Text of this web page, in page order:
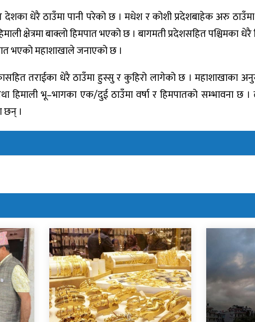
देशका धेरै ठाउँमा पानी परेको छ । मधेश र कोशी प्रदेशबाहेक अरु ठाउँमा
क्षेत्रमा बाक्लो हिमपात भएको छ । बागमती प्रदेशसहित पश्चिमका
भएको महाशाखाले जनाएको छ ।
तराईका धेरै ठाउँमा हुस्सु र कुहिरो लागेको छ । महाशाखाका
हिमाली भू–भागका एक/दुई ठाउँमा वर्षा र हिमपातको सम्भावना छ ।
।